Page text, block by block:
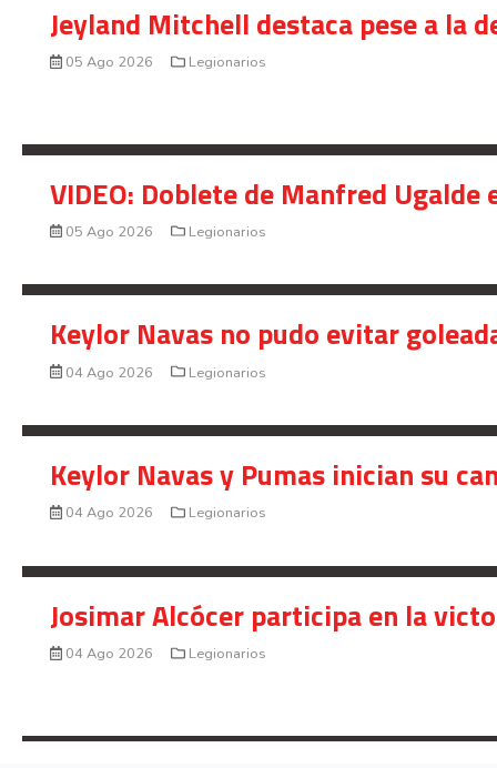
Jeyland Mitchell destaca pese a la
05 Ago 2026 Legionarios
VIDEO: Doblete de Manfred
05 Ago 2026 Legionarios
Keylor Navas no pudo evitar
04 Ago 2026 Legionarios
Keylor Navas y Pumas inician su
04 Ago 2026 Legionarios
Josimar Alcócer participa en la
04 Ago 2026 Legionarios